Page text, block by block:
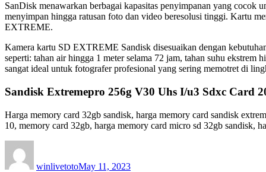
SanDisk menawarkan berbagai kapasitas penyimpanan yang
menyimpan hingga ratusan foto dan video beresolusi tinggi. Kartu
EXTREME.
Kamera kartu SD EXTREME Sandisk disesuaikan dengan
seperti: tahan air hingga 1 meter selama 72 jam, tahan suhu
sangat ideal untuk fotografer profesional yang sering memotret di
Sandisk Extremepro 256g V30 Uhs I/u3 Sdxc Card
Harga memory card 32gb sandisk, harga memory card sandisk
10, memory card 32gb, harga memory card micro sd 32gb sandisk,
winlivetotoMay 11, 2023